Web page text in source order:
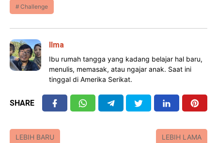
Challenge
Ilma
Ibu rumah tangga yang kadang belajar hal baru,
menulis, memasak, atau ngajar anak. Saat ini
tinggal di Amerika Serikat.
SHARE
LEBIH BARU LEBIH LAMA